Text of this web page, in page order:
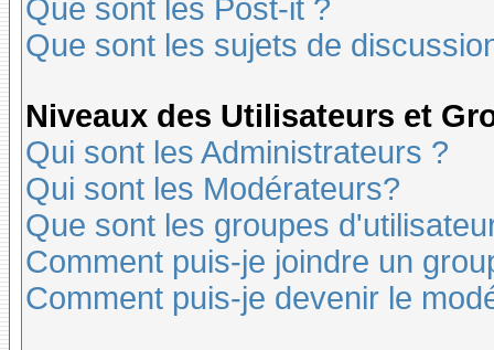
Que sont les Post-it ?
Que sont les sujets de
Niveaux des Utilisateurs et
Qui sont les Administrateurs ?
Qui sont les Modérateurs?
Que sont les groupes
Comment puis-je joindre un
Comment puis-je devenir le